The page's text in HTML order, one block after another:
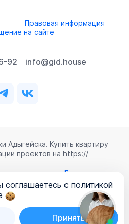
Правовая информация
на сайте
92 info@gid.house
Адыгейска. Купить квартиру
проектов на https://
согласие с
Лицензионным
конфиденциальностии
данных
соглашаетесь с политикой
Принять